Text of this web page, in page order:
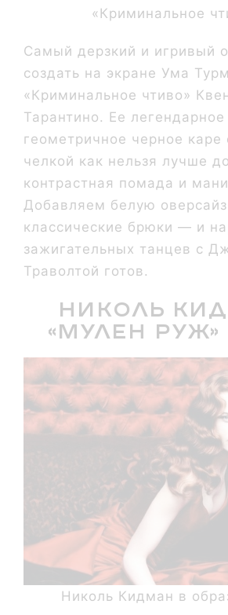
«Криминальное
Самый дерзкий и игривый
создать на экране Ума
«Криминальное чтиво»
Тарантино. Ее легендарное
геометричное черное каре
челкой как нельзя лучше
контрастная помада и
Добавляем белую
классические брюки — и
зажигательных танцев с
Траволтой готов.
Николь
«Мулен Руж»
Николь Кидман в